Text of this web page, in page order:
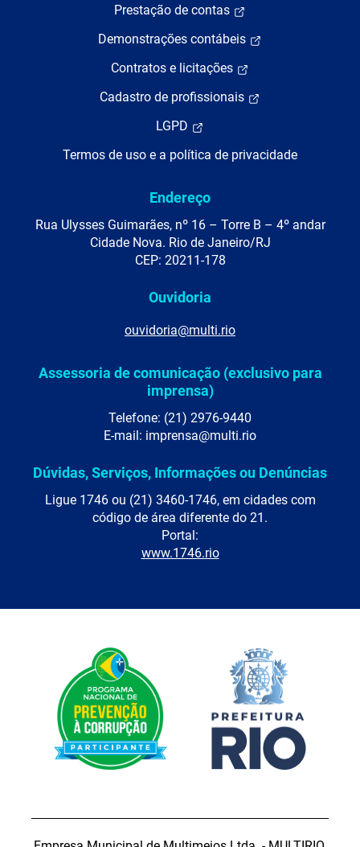
Prestação de contas
Demonstrações contábeis
Contratos e licitações
Cadastro de profissionais
LGPD
Termos de uso e a política de privacidade
Endereço
Rua Ulysses Guimarães, nº 16 – Torre B – 4º andar
Cidade Nova. Rio de Janeiro/RJ
CEP: 20211-178
Ouvidoria
ouvidoria@multi.rio
Assessoria de comunicação (exclusivo para
imprensa)
Telefone: (21) 2976-9440
E-mail: imprensa@multi.rio
Dúvidas, Serviços, Informações ou Denúncias
Ligue 1746 ou (21) 3460-1746, em cidades com
código de área diferente do 21.
Portal:
www.1746.rio